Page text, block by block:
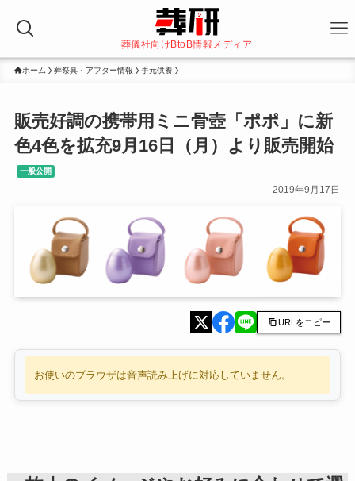
葬儀社向けBtoB情報メディア
ホーム 葬祭具・アフター情報 手元供養
販売好調の携帯用ミニ骨壺「ポポ」に新
色4色を拡充9月16日（月）より販売開始
一般公開
2019年9月17日
URLをコピー
お使いのブラウザは音声読み上げに対応していません。